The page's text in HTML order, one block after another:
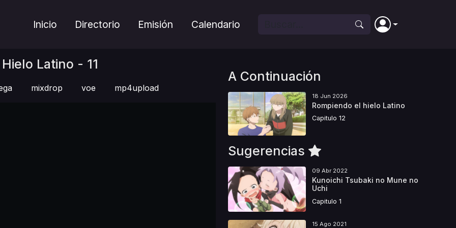
Inicio Directorio Emisión Calendario
Latino - 11
mixdrop voe mp4upload
A Continuación
18 Jun 2026
Rompiendo el hielo Latino
Capitulo 12
Sugerencias
09 Abr 2022
Kunoichi Tsubaki no Mune no
Uchi
Capitulo 1
15 Ago 2021